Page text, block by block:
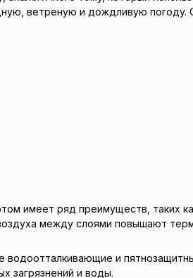
ветреную и дождливую погоду.
имеет ряд преимуществ, таких
между слоями повышают
и
загрязнений и воды.